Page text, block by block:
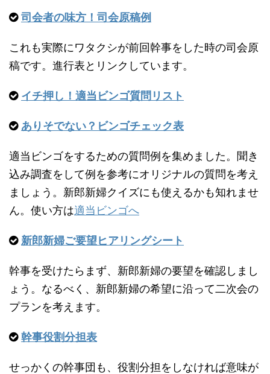
司会者の味方！司会原稿例
これも実際にワタクシが前回幹事をした時の司会原
稿です。進行表とリンクしています。
イチ押し！適当ビンゴ質問リスト
ありそでない？ビンゴチェック表
適当ビンゴをするための質問例を集めました。聞き
込み調査をして例を参考にオリジナルの質問を考え
ましょう。新郎新婦クイズにも使えるかも知れませ
ん。使い方は適当ビンゴへ
新郎新婦ご要望ヒアリングシート
幹事を受けたらまず、新郎新婦の要望を確認しまし
ょう。なるべく、新郎新婦の希望に沿って二次会の
プランを考えます。
幹事役割分担表
せっかくの幹事団も、役割分担をしなければ意味が